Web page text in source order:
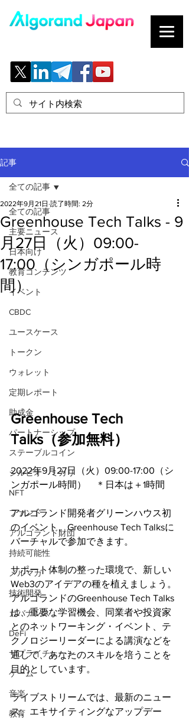
記事
全ての記事
主要ニュース
日本向け
教育コンテンツ
イベント
CBDC
ユースケース
トークン
ウォレット
定期レポート
助成金
パートナーシップ
ステーブルコイン
シルビオ・ミカリ
NFT
ファンド
アルゴランド財団
持続可能性
メルマガ
技術開発
ガバナンス
DeFi
サプライチェーン
ゲーム
音楽
教育
全ての記事
Greenhouse Tech Talks - 9
月27日（火）09:00-
17:00（シンガポール時
間）
2022年9月21日 読了時間: 2分
Greenhouse Tech
Talks（参加無料）
2022年9月27日（火）09:00-17:00（シ
ンガポール時間）　＊日本は＋1時間
アルゴランド開発者グリーンハウス初
のイベント、Greenhouse Tech Talksに
バーチャルで参加できます。
サポート体制の整った環境で、新しい
Web3のアイデアの種を植えましょう。
アルゴランドのGreenhouse Tech Talks
は、重要な学習機会、同業者や投資家
とのネットワーキング・イベント、テ
クノロジーリーダーによる講演などを
通して、あなたのスキルを培うことを
目的としています。
ライブストリームでは、最新のニュー
ス、エキサイティングなアップデー